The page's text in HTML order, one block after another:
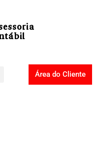
Área do Cliente